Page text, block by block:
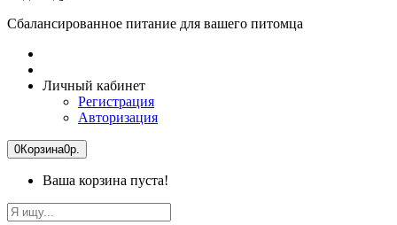
Сбалансированное питание для вашего питомца
Личный кабинет
Регистрация
Авторизация
0Корзина0р.
Ваша корзина пуста!